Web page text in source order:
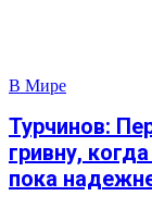
В Мире
Турчинов:
гривну,
пока